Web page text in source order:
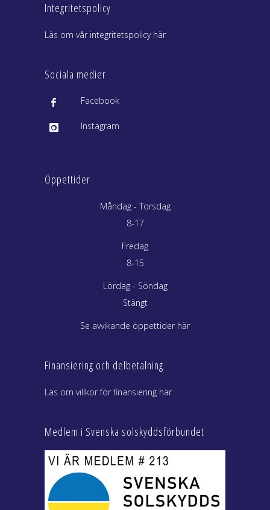
Integritetspolicy
Läs om vår integritetspolicy här
Sociala medier
Facebook
Instagram
Öppettider
Måndag - Torsdag
8-17
Fredag
8-15
Lördag - Söndag
Stängt
Se avvikande öppettider här
Finansiering och delbetalning
Läs om villkor för finansiering här
Medlem i Svenska solskyddsförbundet